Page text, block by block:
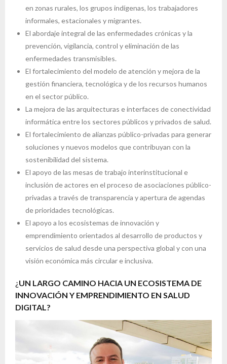
en zonas rurales, los grupos indígenas, los trabajadores
informales, estacionales y migrantes.
El abordaje integral de las enfermedades crónicas y la
prevención, vigilancia, control y eliminación de las
enfermedades transmisibles.
El fortalecimiento del modelo de atención y mejora de la
gestión financiera, tecnológica y de los recursos humanos
en el sector público.
La mejora de las arquitecturas e interfaces de conectividad
informática entre los sectores públicos y privados de salud.
El fortalecimiento de alianzas público-privadas para generar
soluciones y nuevos modelos que contribuyan con la
sostenibilidad del sistema.
El apoyo de las mesas de trabajo interinstitucional e
inclusión de actores en el proceso de asociaciones público-
privadas a través de transparencia y apertura de agendas
de prioridades tecnológicas.
El apoyo a los ecosistemas de innovación y
emprendimiento orientados al desarrollo de productos y
servicios de salud desde una perspectiva global y con una
visión económica más circular e inclusiva.
¿UN LARGO CAMINO HACIA UN ECOSISTEMA DE
INNOVACIÓN Y EMPRENDIMIENTO EN SALUD
DIGITAL?